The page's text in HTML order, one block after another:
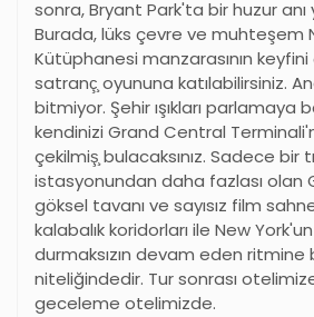
sonra, Bryant Park'ta bir huzur anı
Burada, lüks çevre ve muhteşem
Kütüphanesi manzarasının
satranç̧ oyununa katılabilirsiniz.
bitmiyor. Şehir ışıkları parlamaya
kendinizi Grand Central
çekilmiş̧ bulacaksınız. Sadece bir
istasyonundan daha fazlası olan
göksel tavanı ve sayısız film
kalabalık koridorları ile New
durmaksızın devam eden ritmine
niteliğindedir. Tur sonrası
geceleme otelimizde.